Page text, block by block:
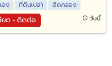
อง
ที่ดินเปล่า ติดคลอง
ยด - ติดต่อ วันนี้